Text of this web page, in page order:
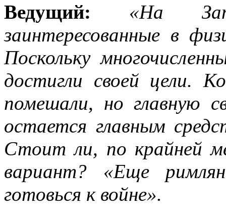
Ведущий:
«На
заинтересованные в
Поскольку
достигли своей цели.
помешали, но главную
остается главным
Стоит ли, по крайней
вариант? «Еще
готовься к войне».